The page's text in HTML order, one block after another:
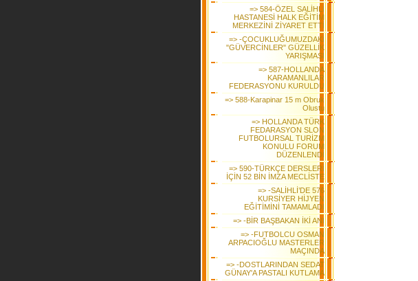
=> 584-ÖZEL SALİHLİ
HASTANESİ HALK EĞİTİM
MERKEZİNİ ZİYARET ETTİ
=> -ÇOCUKLUĞUMUZDAKİ
"GÜVERCİNLER" GÜZELLİK
YARIŞMASI
=> 587-HOLLANDA
KARAMANLILAR
FEDERASYONU KURULDU
=> 588-Karapinar 15 m Obruk
Olustu
=> HOLLANDA TÜRK
FEDARASYON SLON
FUTBOLURSAL TURİZM
KONULU FORUM
DÜZENLENDİ
=> 590-TÜRKÇE DERSLERİ
İÇİN 52 BİN İMZA MECLİSTE
=> -SALİHLİ’DE 576
KURSİYER HİJYEN
EĞİTİMİNİ TAMAMLADI
=> -BİR BAŞBAKAN İKİ ANI
=> -FUTBOLCU OSMAN
ARPACIOĞLU MASTERLER
MAÇINDA
=> -DOSTLARINDAN SEDAT
GÜNAY'A PASTALI KUTLAMA